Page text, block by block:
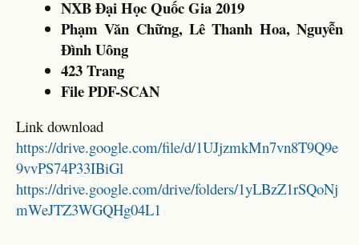
NXB Đại Học Quốc Gia 2019
Phạm Văn Chững, Lê Thanh Hoa, Nguyễn
Đình Uông
423 Trang
File PDF-SCAN
Link download
https://drive.google.com/file/d/1UJjzmkMn7vn8T9Q9e
9vvPS74P33IBiGl
https://drive.google.com/drive/folders/1yLBzZ1rSQoNj
mWeJTZ3WGQHg04L1